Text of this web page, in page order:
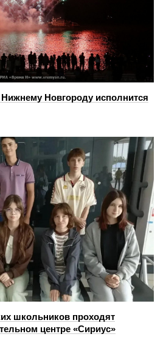
Новгороду исполнится
школьников проходят
центре «Сириус»